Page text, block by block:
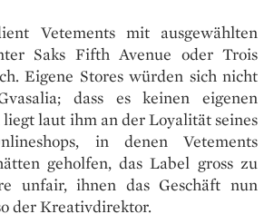
Vetements mit ausgewählten
Saks Fifth Avenue oder Trois
Eigene Stores würden sich nicht
dass es keinen eigenen
laut ihm an der Loyalität seines
in denen Vetements
geholfen, das Label gross zu
unfair, ihnen das Geschäft nun
der Kreativdirektor.